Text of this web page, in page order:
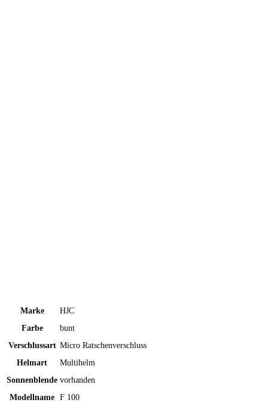
Marke
HJC
Farbe
bunt
Verschlussart Micro Ratschenverschluss
Helmart
Multihelm
Sonnenblende vorhanden
Modellname F 100